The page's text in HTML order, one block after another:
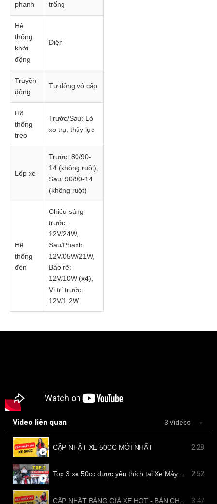
phanh
trống
Hệ
thống
khởi
động
Điện
Truyền
động
Tự động vô cấp
Hệ
thống
treo
Trước/Sau: Lò
xo trụ, thủy lực
Lốp xe
Trước: 80/90-
14 (không ruột),
Sau: 90/90-14
(không ruột)
Hệ
thống
đèn
Chiếu sáng
trước:
12V/24W,
Sau/Phanh:
12V/05W/21W,
Báo rẽ:
12V/10W (x4),
Vị trí trước:
12V/1.2W
Video liên quan 3 Videos
CẬP NHẬT XE 50CC MỚI NHẤT 2:28
2:52
3:47